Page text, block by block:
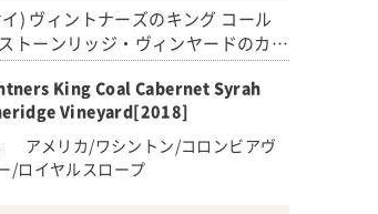
きとした仕上がりとなっています。
ンは、抑制の効いたエレガンスを備
らも力強く、張りのある緊張感と見
ランスが印象的です。今後どのよう
していくのか、生産者自身もとても
にしています。
) ヴィントナーズのキング コール
トーンリッジ・ヴィンヤードのカベ
ーヴィニヨン75％とシラー25％を
ドした赤ワイン。
代、チャールズ・スミス氏がよく
していたワシントン州ワラワラのホ
King Coal Cabernet Syrah
Vineyard[2018]
アメリカ/ワシントン/コロンビアヴ
/ロイヤルスロープ